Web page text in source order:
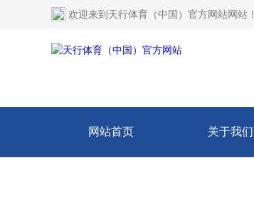
欢迎来到 天行体育（中国）官方网站网站 ！
网站首页 关于我们